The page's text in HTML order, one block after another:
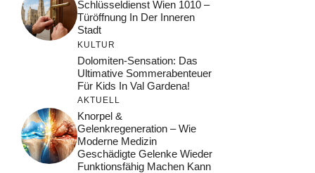
Schlüsseldienst Wien 1010 –
Türöffnung In Der Inneren
Stadt
KULTUR
Dolomiten-Sensation: Das
Ultimative Sommerabenteuer
Für Kids In Val Gardena!
AKTUELL
Knorpel &
Gelenkregeneration – Wie
Moderne Medizin
Geschädigte Gelenke Wieder
Funktionsfähig Machen Kann